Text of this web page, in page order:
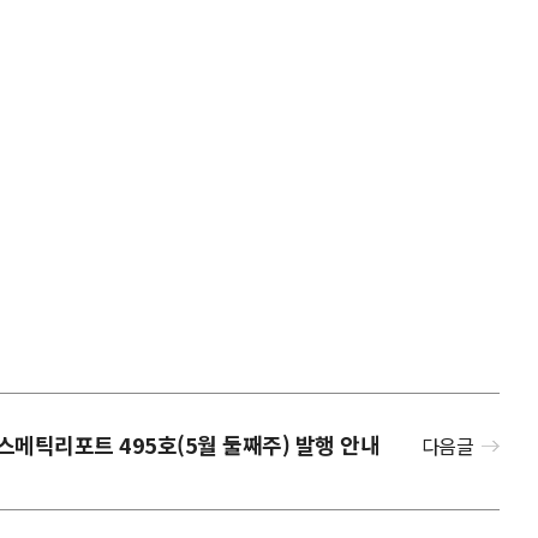
다음글
메틱리포트 495호(5월 둘째주) 발행 안내